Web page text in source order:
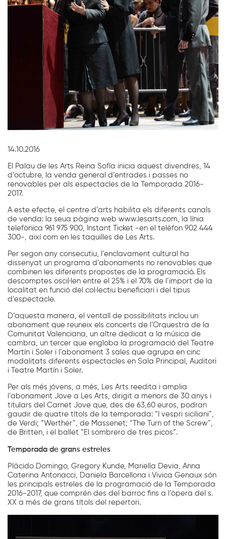
14.10.2016
El Palau de les Arts Reina Sofía inicia aquest divendres, 14
d’octubre, la venda general d’entrades i passes no
renovables per als espectacles de la Temporada 2016-
2017.
A este efecte, el centre d’arts habilita els diferents canals
de venda: la seua pàgina web www.lesarts.com, la línia
telefònica 961 975 900, Instant Ticket -en el telèfon 902 444
300-, així com en les taquilles de Les Arts.
Per segon any consecutiu, l’enclavament cultural ha
dissenyat un programa d’abonaments no renovables que
combinen les diferents propostes de la programació. Els
descomptes oscil·len entre el 25% i el 70% de l’import de la
localitat en funció del col·lectiu beneficiari i del tipus
d’espectacle.
D’aquesta manera, el ventall de possibilitats inclou un
abonament que reuneix els concerts de l’Orquestra de la
Comunitat Valenciana, un altre dedicat a la música de
cambra, un tercer que engloba la programació del Teatre
Martín i Soler i l’abonament 3 sales que agrupa en cinc
modalitats diferents espectacles en Sala Principal, Auditori
i Teatre Martín i Soler.
Per als més jóvens, a més, Les Arts reedita i amplia
l’abonament Jove a Les Arts, dirigit a menors de 30 anys i
titulars del Carnet Jove que, des de 63,60 euros, podran
gaudir de quatre títols de la temporada: “I vespri siciliani”,
de Verdi; “Werther”, de Massenet; “The Turn of the Screw”,
de Britten, i el ballet “El sombrero de tres picos”.
Temporada de grans estreles
Plácido Domingo, Gregory Kunde, Mariella Devia, Anna
Caterina Antonacci, Daniela Barcellona i Vivica Genaux són
les principals estreles de la programació de la Temporada
2016-2017, que comprén des del barroc fins a l’òpera del s.
XX a més de grans títols del repertori.